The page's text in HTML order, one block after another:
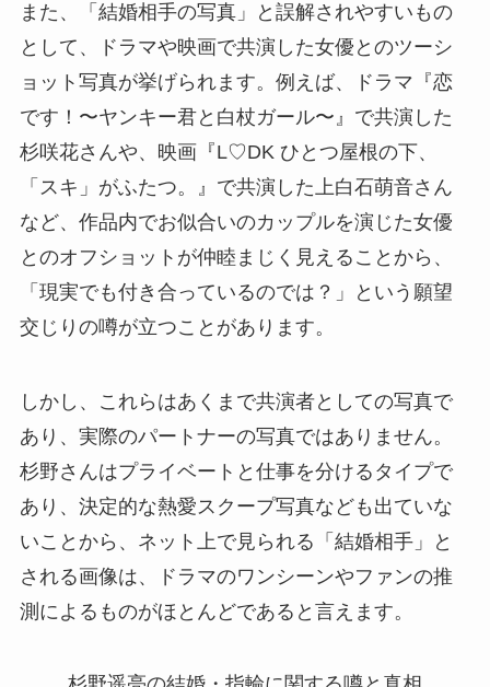
また、「結婚相手の写真」と誤解されやすいもの
として、ドラマや映画で共演した女優とのツーシ
ョット写真が挙げられます。例えば、ドラマ『恋
です！〜ヤンキー君と白杖ガール〜』で共演した
杉咲花さんや、映画『L♡DK ひとつ屋根の下、
「スキ」がふたつ。』で共演した上白石萌音さん
など、作品内でお似合いのカップルを演じた女優
とのオフショットが仲睦まじく見えることから、
「現実でも付き合っているのでは？」という願望
交じりの噂が立つことがあります。
しかし、これらはあくまで共演者としての写真で
あり、実際のパートナーの写真ではありません。
杉野さんはプライベートと仕事を分けるタイプで
あり、決定的な熱愛スクープ写真なども出ていな
いことから、ネット上で見られる「結婚相手」と
される画像は、ドラマのワンシーンやファンの推
測によるものがほとんどであると言えます。